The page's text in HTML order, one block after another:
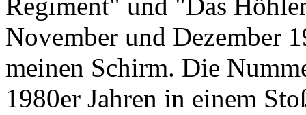
November und Dezember
meinen Schirm. Die
1980er Jahren in einem